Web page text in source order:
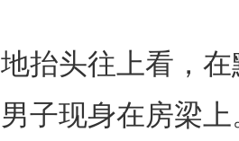
头往上看，在
子现身在房梁上